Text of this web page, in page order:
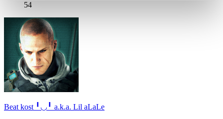
54
Beat kost ╹◡╹ a.k.a. Lil aLaLe